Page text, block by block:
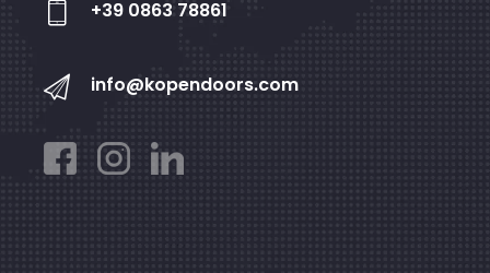
+39 0863 78861
info@kopendoors.com